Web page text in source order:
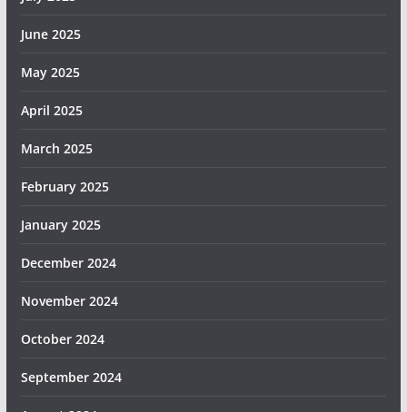
June 2025
May 2025
April 2025
March 2025
February 2025
January 2025
December 2024
November 2024
October 2024
September 2024